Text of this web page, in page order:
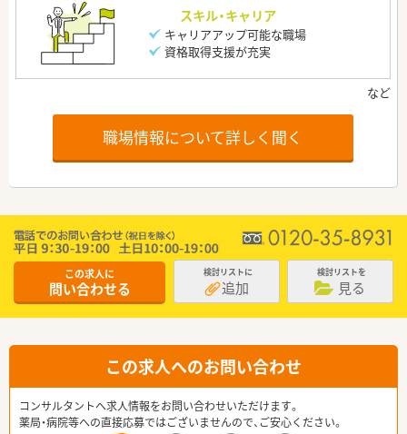
スキル・キャリア
キャリアアップ可能な職場
資格取得支援が充実
職場情報について詳しく聞く
この求人に
問い合わせる
検討リストに
追加
検討リストを
見る
この求人へのお問い合わせ
コンサルタントへ求人情報をお問い合わせいただけます。
薬局・病院等への直接応募ではございませんので、ご安心ください。